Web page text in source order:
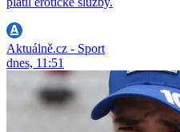
Aktuálně.cz - Sport
dnes, 11:51